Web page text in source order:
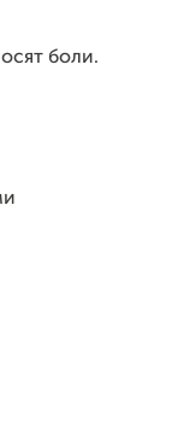
боли.